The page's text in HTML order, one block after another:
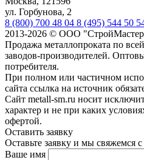
ул. Горбунова, 2
8 (800) 700 48 04 8 (495) 544 50
2013-2026 © ООО
Продажа металлопроката по
заводов-производителей.
потребителя.
При полном или частичном
сайта ссылка на источник
Сайт metall-sm.ru носит
характер и не при каких
офертой.
Оставить заявку
Оставьте заявку и мы свяжемся
Ваше имя